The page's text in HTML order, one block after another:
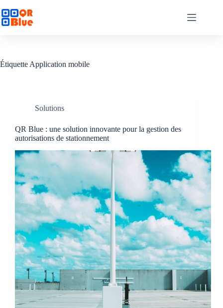
au
contenu
Étiquette Application mobile
Solutions
QR Blue : une solution innovante pour la gestion des
autorisations de stationnement